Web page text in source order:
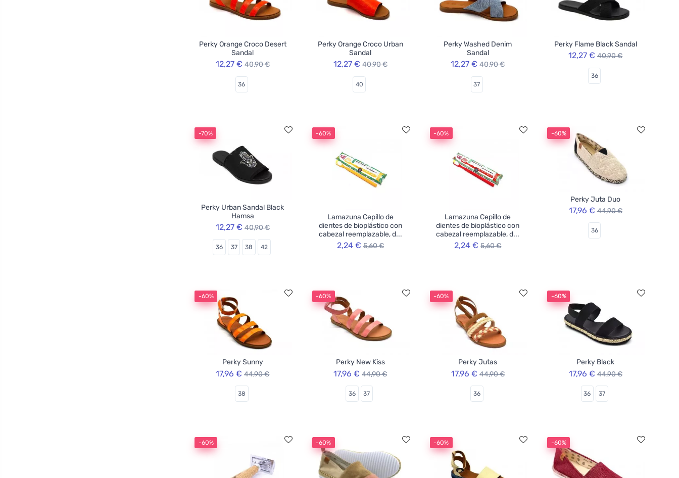
Perky Orange Croco Desert
Sandal
12,27 € 40,90 €
36
Perky Orange Croco Urban
Sandal
12,27 € 40,90 €
40
Perky Washed Denim
Sandal
12,27 € 40,90 €
37
Perky Flame Black Sandal
12,27 € 40,90 €
36
-70%
Perky Urban Sandal Black
Hamsa
12,27 € 40,90 €
36 37 38 42
-60%
Lamazuna Cepillo de
dientes de bioplástico con
cabezal reemplazable, d...
2,24 € 5,60 €
-60%
Lamazuna Cepillo de
dientes de bioplástico con
cabezal reemplazable, d...
2,24 € 5,60 €
-60%
Perky Juta Duo
17,96 € 44,90 €
36
-60%
Perky Sunny
17,96 € 44,90 €
38
-60%
Perky New Kiss
17,96 € 44,90 €
36 37
-60%
Perky Jutas
17,96 € 44,90 €
36
-60%
Perky Black
17,96 € 44,90 €
36 37
-60% -60% -60% -60%